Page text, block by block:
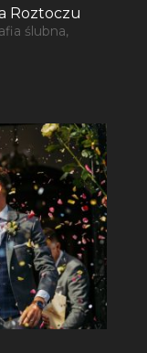
Roztoczu
ślubna,